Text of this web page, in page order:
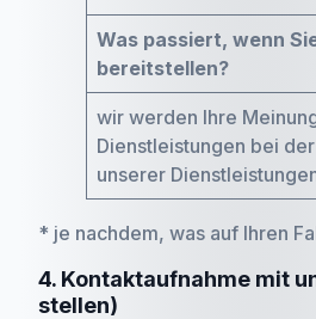
Was passiert, wenn
bereitstellen?
wir werden Ihre
Dienstleistungen bei
unserer
* je nachdem, was auf Ihren
4. Kontaktaufnahme mit
stellen)